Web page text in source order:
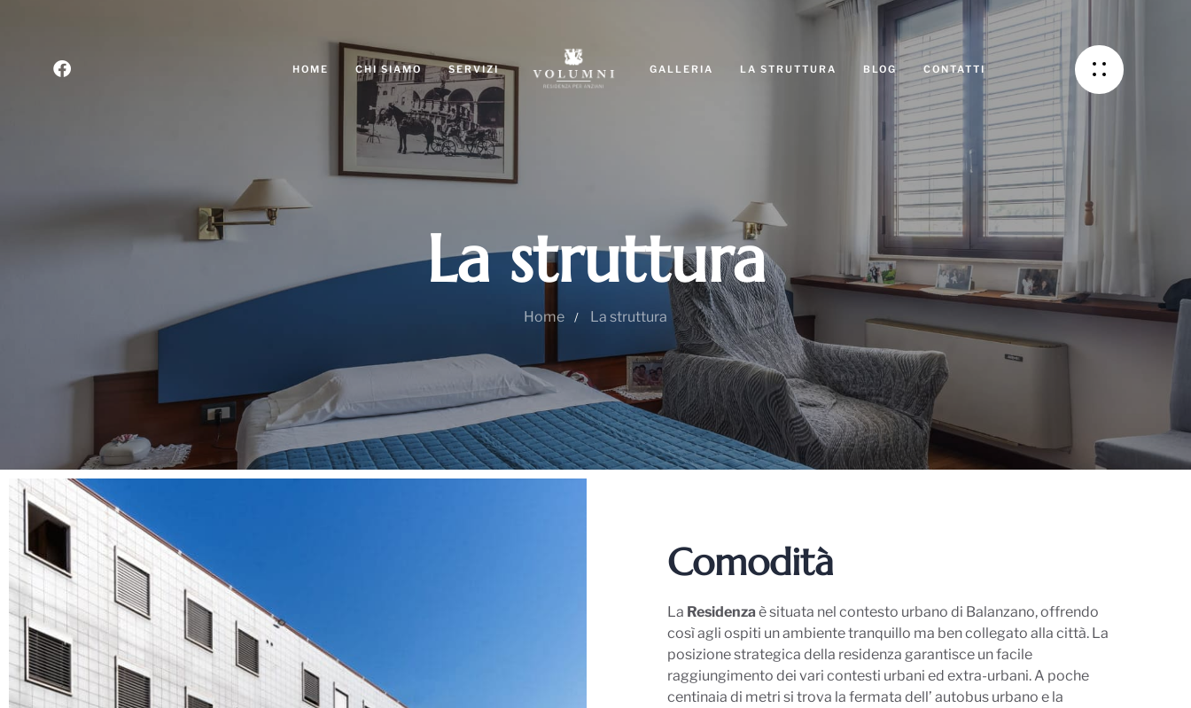
HOME CHI SIAMO SERVIZI GALLERIA LA STRUTTURA BLOG CONTATTI
La struttura
Home La struttura
Comodità
La Residenza è situata nel contesto urbano di Balanzano, offrendo
così agli ospiti un ambiente tranquillo ma ben collegato alla città. La
posizione strategica della residenza garantisce un facile
raggiungimento dei vari contesti urbani ed extra-urbani. A poche
centinaia di metri si trova la fermata dell’ autobus urbano e la